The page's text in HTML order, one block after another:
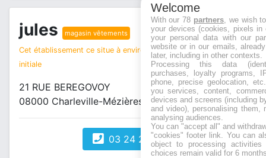
jules magasin vêtements
Cet établissement ce situe à environ 1 km de votre recherche
initiale
21 RUE BEREGOVOY
08000 Charleville-Mézières
03 24 27 81 19
Welcome
With our 78 partners, we wish
your devices (cookies, pixels
your personal data with our
website or in our emails,
later, including in other contexts.
Processing this data
purchases, loyalty programs,
phone, precise geolocation,
you services, content,
devices and screens (including
and video), personalising them,
analysing audiences.
You can "accept all" and
"cookies" footer link . You can
object to processing
choices remain valid for 6